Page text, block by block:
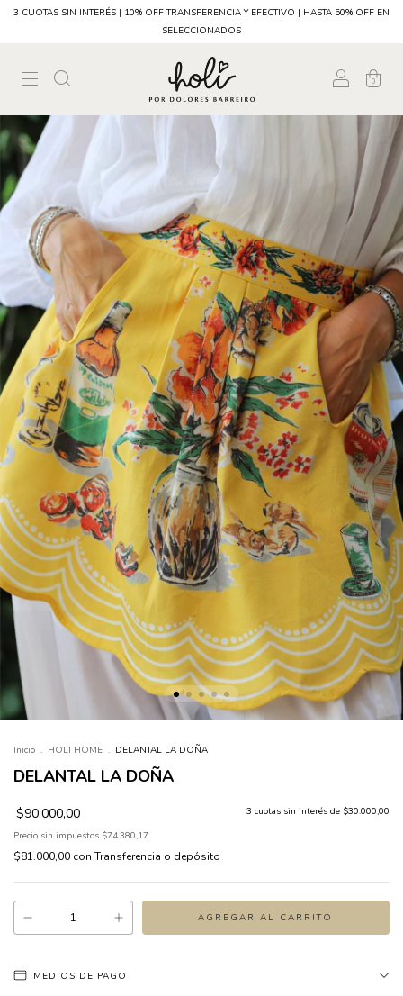
3 CUOTAS SIN INTERÉS | 10% OFF TRANSFERENCIA Y EFECTIVO | HASTA 50% OFF EN
SELECCIONADOS
0
Inicio . HOLI HOME . DELANTAL LA DOÑA
DELANTAL LA DOÑA
$90.000,00 3 cuotas sin interés de $30.000,00
Precio sin impuestos $74.380,17
$81.000,00 con Transferencia o depósito
MEDIOS DE PAGO